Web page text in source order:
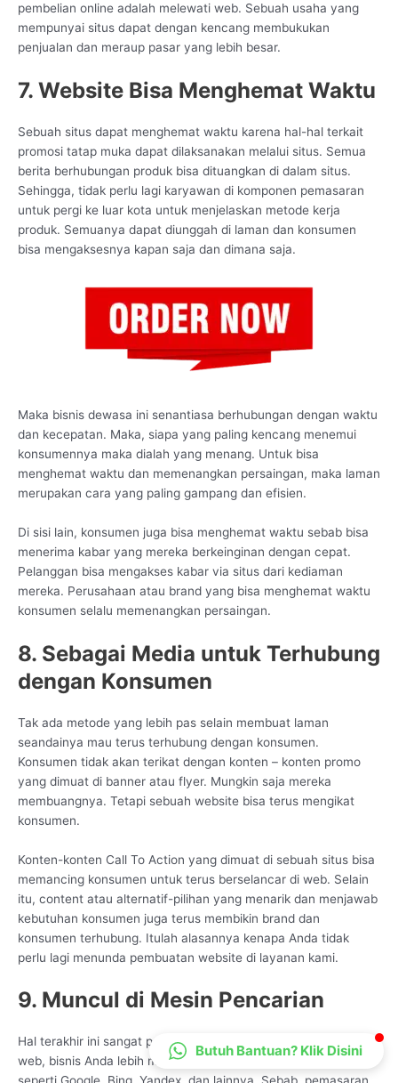
pembelian online adalah melewati web. Sebuah usaha yang
mempunyai situs dapat dengan kencang membukukan
penjualan dan meraup pasar yang lebih besar.
7. Website Bisa Menghemat Waktu
Sebuah situs dapat menghemat waktu karena hal-hal terkait
promosi tatap muka dapat dilaksanakan melalui situs. Semua
berita berhubungan produk bisa dituangkan di dalam situs.
Sehingga, tidak perlu lagi karyawan di komponen pemasaran
untuk pergi ke luar kota untuk menjelaskan metode kerja
produk. Semuanya dapat diunggah di laman dan konsumen
bisa mengaksesnya kapan saja dan dimana saja.
Maka bisnis dewasa ini senantiasa berhubungan dengan waktu
dan kecepatan. Maka, siapa yang paling kencang menemui
konsumennya maka dialah yang menang. Untuk bisa
menghemat waktu dan memenangkan persaingan, maka laman
merupakan cara yang paling gampang dan efisien.
Di sisi lain, konsumen juga bisa menghemat waktu sebab bisa
menerima kabar yang mereka berkeinginan dengan cepat.
Pelanggan bisa mengakses kabar via situs dari kediaman
mereka. Perusahaan atau brand yang bisa menghemat waktu
konsumen selalu memenangkan persaingan.
8. Sebagai Media untuk Terhubung
dengan Konsumen
Tak ada metode yang lebih pas selain membuat laman
seandainya mau terus terhubung dengan konsumen.
Konsumen tidak akan terikat dengan konten – konten promo
yang dimuat di banner atau flyer. Mungkin saja mereka
membuangnya. Tetapi sebuah website bisa terus mengikat
konsumen.
Konten-konten Call To Action yang dimuat di sebuah situs bisa
memancing konsumen untuk terus berselancar di web. Selain
itu, content atau alternatif-pilihan yang menarik dan menjawab
kebutuhan konsumen juga terus membikin brand dan
konsumen terhubung. Itulah alasannya kenapa Anda tidak
perlu lagi menunda pembuatan website di layanan kami.
9. Muncul di Mesin Pencarian
Hal terakhir ini sangat penting karena dengan adanya situs
web, bisnis Anda lebih mudah ditemukan di mesin pencarian,
Online
Butuh Bantuan? Klik Disini